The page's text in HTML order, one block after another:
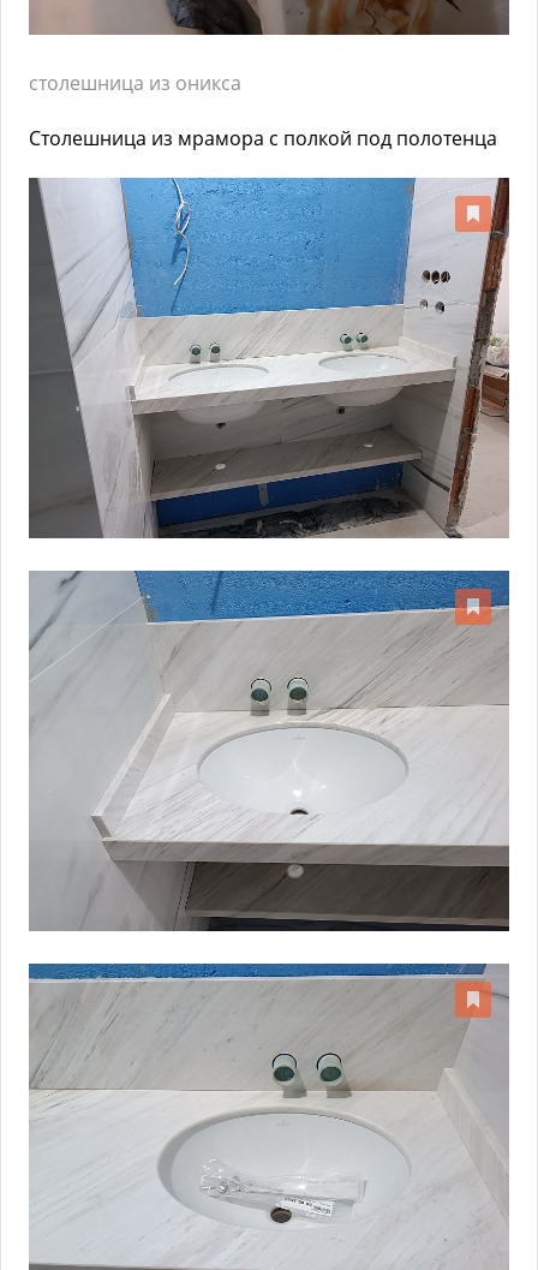
столешница из оникса
Столешница из мрамора с полкой под полотенца